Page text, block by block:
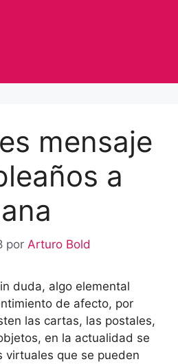
mensaje
a
por Arturo Bold
duda, algo elemental
de afecto, por
las cartas, las postales,
en la actualidad se
virtuales que se pueden